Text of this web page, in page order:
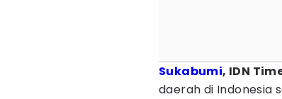
Sukabumi, IDN
daerah di Indonesia